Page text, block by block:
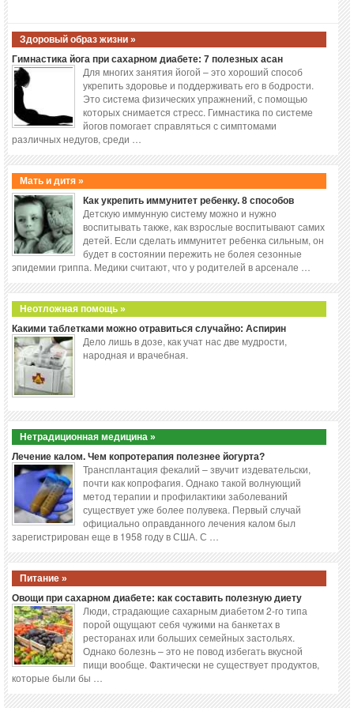
Здоровый образ жизни »
Гимнастика йога при сахарном диабете: 7 полезных асан
Для многих занятия йогой – это хороший способ
укрепить здоровье и поддерживать его в бодрости.
Это система физических упражнений, с помощью
которых снимается стресс. Гимнастика по системе
йогов помогает справляться с симптомами
различных недугов, среди …
Мать и дитя »
Как укрепить иммунитет ребенку. 8 способов
Детскую иммунную систему можно и нужно
воспитывать также, как взрослые воспитывают самих
детей. Если сделать иммунитет ребенка сильным, он
будет в состоянии пережить не болея сезонные
эпидемии гриппа. Медики считают, что у родителей в арсенале …
Неотложная помощь »
Какими таблетками можно отравиться случайно: Аспирин
Дело лишь в дозе, как учат нас две мудрости,
народная и врачебная.
Нетрадиционная медицина »
Лечение калом. Чем копротерапия полезнее йогурта?
Трансплантация фекалий – звучит издевательски,
почти как копрофагия. Однако такой волнующий
метод терапии и профилактики заболеваний
существует уже более полувека. Первый случай
официально оправданного лечения калом был
зарегистрирован еще в 1958 году в США. С …
Питание »
Овощи при сахарном диабете: как составить полезную диету
Люди, страдающие сахарным диабетом 2-го типа
порой ощущают себя чужими на банкетах в
ресторанах или больших семейных застольях.
Однако болезнь – это не повод избегать вкусной
пищи вообще. Фактически не существует продуктов,
которые были бы …